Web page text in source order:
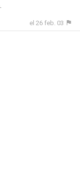
el 26 feb. 03